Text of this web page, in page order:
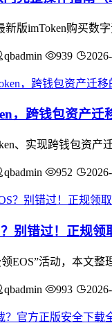
新版imToken购买数
qbadmin 939
，跨钱包资产迁
、实现跨钱包资
qbadmin 952
别错过！正规领
EOS”活动，本文
qbadmin 993